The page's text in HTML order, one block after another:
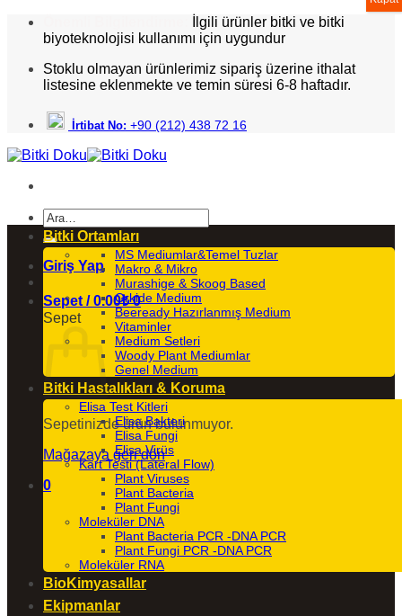
İçeriğe
İlgili ürünler bitki ve bitki
biyoteknolojisi kullanımı için uygundur
Stoklu olmayan ürünlerimiz sipariş üzerine ithalat
listesine eklenmekte ve temin süresi 6-8 haftadır.
İrtibat No: +90 (212) 438 72 16
Ara:
Giriş Yap
Sepet /0.00₺ 0
Sepet
Sepetinizde ürün bulunmuyor.
Mağazaya geri dön
0
Bitki Ortamları
MS Mediumlar&Temel Tuzlar
Makro & Mikro
Murashige & Skoog Based
Orkide Medium
Beeready Hazırlanmış Medium
Vitaminler
Medium Setleri
Woody Plant Mediumlar
Genel Medium
Bitki Hastalıkları & Koruma
Elisa Test Kitleri
Elisa Bakteri
Elisa Fungi
Elisa Virüs
Kart Testi (Lateral Flow)
Plant Viruses
Plant Bacteria
Plant Fungi
Moleküler DNA
Plant Bacteria PCR -DNA PCR
Plant Fungi PCR -DNA PCR
Moleküler RNA
BioKimyasallar
Ekipmanlar